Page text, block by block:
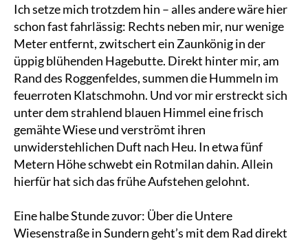
Ich setze mich trotzdem hin – alles andere wäre hier
schon fast fahrlässig: Rechts neben mir, nur wenige
Meter entfernt, zwitschert ein Zaunkönig in der
üppig blühenden Hagebutte. Direkt hinter mir, am
Rand des Roggenfeldes, summen die Hummeln im
feuerroten Klatschmohn. Und vor mir erstreckt sich
unter dem strahlend blauen Himmel eine frisch
gemähte Wiese und verströmt ihren
unwiderstehlichen Duft nach Heu. In etwa fünf
Metern Höhe schwebt ein Rotmilan dahin. Allein
hierfür hat sich das frühe Aufstehen gelohnt.
Eine halbe Stunde zuvor: Über die Untere
Wiesenstraße in Sundern geht’s mit dem Rad direkt